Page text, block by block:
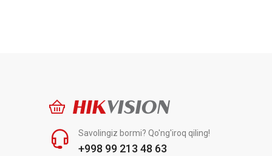
HIKVISION
Savolingiz bormi? Qo'ng'iroq qiling!
+998 99 213 48 63